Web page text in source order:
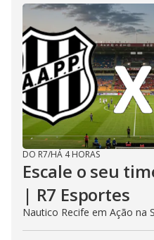
DO R7/HÁ 4 HORAS
Escale o seu
| R7 Esportes
Nautico Recife em Ação na